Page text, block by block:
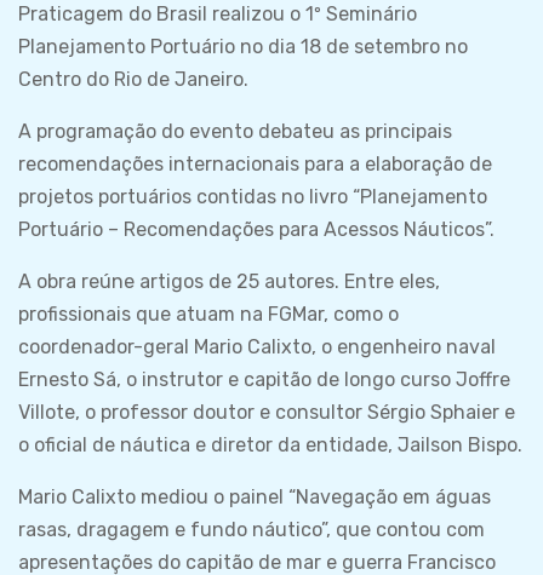
Praticagem do Brasil realizou o 1º Seminário
Planejamento Portuário no dia 18 de setembro no
Centro do Rio de Janeiro.
A programação do evento debateu as principais
recomendações internacionais para a elaboração de
projetos portuários contidas no livro “Planejamento
Portuário – Recomendações para Acessos Náuticos”.
A obra reúne artigos de 25 autores. Entre eles,
profissionais que atuam na FGMar, como o
coordenador-geral Mario Calixto, o engenheiro naval
Ernesto Sá, o instrutor e capitão de longo curso Joffre
Villote, o professor doutor e consultor Sérgio Sphaier e
o oficial de náutica e diretor da entidade, Jailson Bispo.
Mario Calixto mediou o painel “Navegação em águas
rasas, dragagem e fundo náutico”, que contou com
apresentações do capitão de mar e guerra Francisco